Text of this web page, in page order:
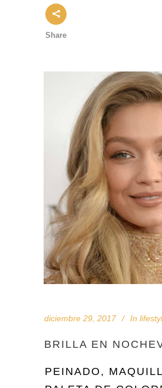
Share
diciembre 29, 2017 In
BRILLA EN
PEINADO,